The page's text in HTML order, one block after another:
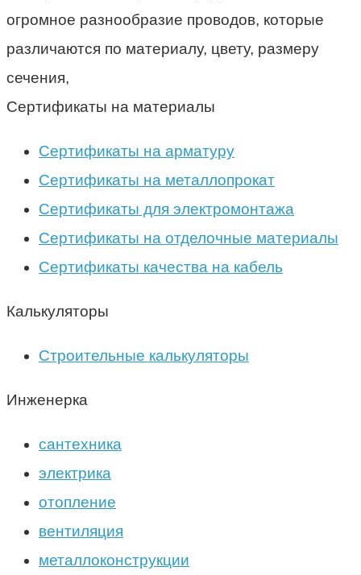
огромное разнообразие проводов, которые
различаются по материалу, цвету, размеру
сечения,
Сертификаты на материалы
Сертификаты на арматуру
Сертификаты на металлопрокат
Сертификаты для электромонтажа
Сертификаты на отделочные материалы
Сертификаты качества на кабель
Калькуляторы
Строительные калькуляторы
Инженерка
сантехника
электрика
отопление
вентиляция
металлоконструкции